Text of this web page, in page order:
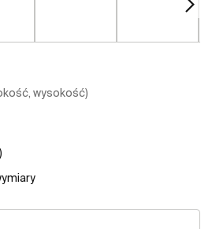
wysokość)